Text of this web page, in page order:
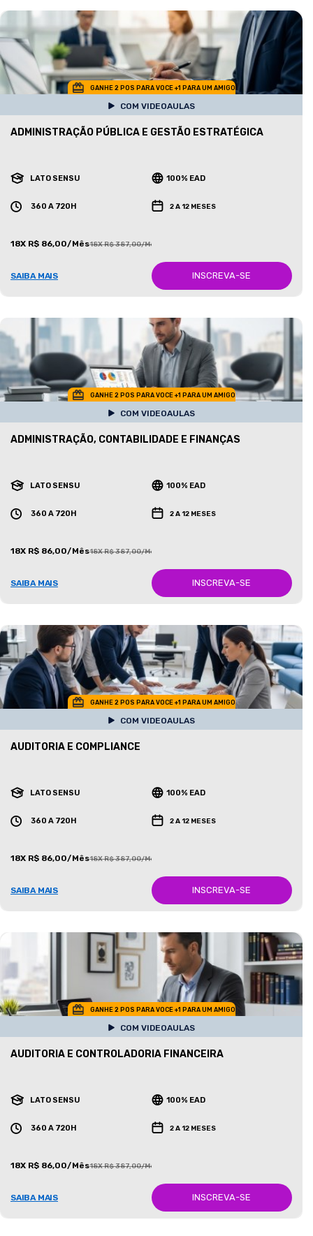
GANHE 2 POS PARA VOCE +1 PARA UM AMIGO
COM VIDEOAULAS
ADMINISTRAÇÃO PÚBLICA E GESTÃO ESTRATÉGICA
LATO SENSU 100% EAD
360 A 720H 2 A 12 MESES
18X R$ 86,00/Mês18X R$ 387,00/Mês
SAIBA MAIS INSCREVA-SE
GANHE 2 POS PARA VOCE +1 PARA UM AMIGO
COM VIDEOAULAS
ADMINISTRAÇÃO, CONTABILIDADE E FINANÇAS
LATO SENSU 100% EAD
360 A 720H 2 A 12 MESES
18X R$ 86,00/Mês18X R$ 387,00/Mês
SAIBA MAIS INSCREVA-SE
GANHE 2 POS PARA VOCE +1 PARA UM AMIGO
COM VIDEOAULAS
AUDITORIA E COMPLIANCE
LATO SENSU 100% EAD
360 A 720H 2 A 12 MESES
18X R$ 86,00/Mês18X R$ 387,00/Mês
SAIBA MAIS INSCREVA-SE
GANHE 2 POS PARA VOCE +1 PARA UM AMIGO
COM VIDEOAULAS
AUDITORIA E CONTROLADORIA FINANCEIRA
LATO SENSU 100% EAD
360 A 720H 2 A 12 MESES
18X R$ 86,00/Mês18X R$ 387,00/Mês
SAIBA MAIS INSCREVA-SE